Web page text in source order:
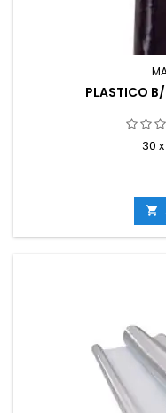
PLASTICO
30
